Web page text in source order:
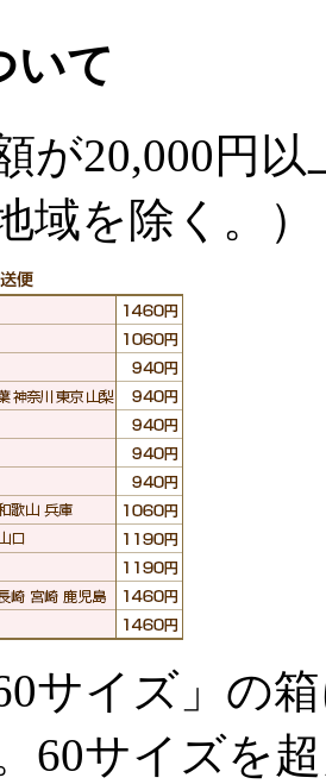
いて
が20,000円
域を除く。）
サイズ」の
60サイズを